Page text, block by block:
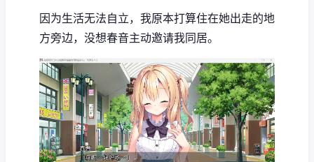
因为生活无法自立，我原本打算住在她出走的地
方旁边，没想春音主动邀请我同居。